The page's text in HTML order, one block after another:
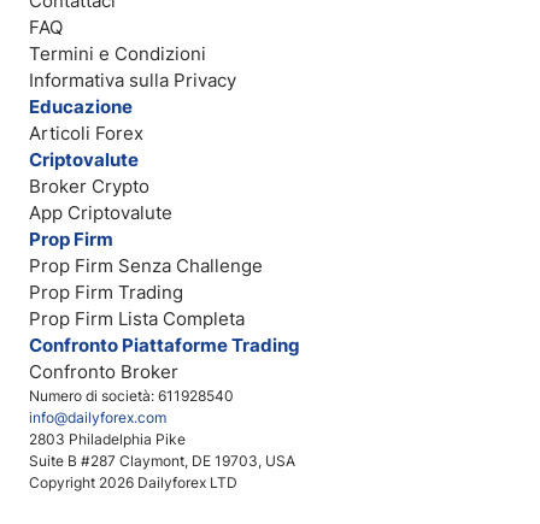
Numero di società: 611928540
info@dailyforex.com
2803 Philadelphia Pike
Suite B #287 Claymont, DE 19703, USA
Copyright 2026 Dailyforex LTD
FAQ
Termini e Condizioni
Informativa sulla Privacy
Educazione
Articoli Forex
Criptovalute
Broker Crypto
App Criptovalute
Prop Firm
Prop Firm Senza Challenge
Prop Firm Trading
Prop Firm Lista Completa
Confronto Piattaforme Trading
Confronto Broker